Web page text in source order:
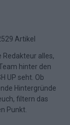
Artikel
Redakteur alles,
hinter den
UP seht. Ob
Hintergründe
filtern das
Punkt.